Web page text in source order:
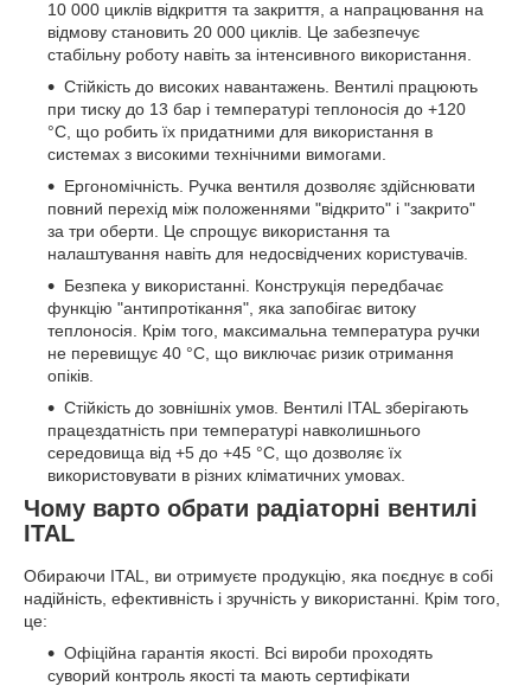
10 000 циклів відкриття та закриття, а напрацювання на
відмову становить 20 000 циклів. Це забезпечує
стабільну роботу навіть за інтенсивного використання.
Стійкість до високих навантажень. Вентилі працюють
при тиску до 13 бар і температурі теплоносія до +120
°С, що робить їх придатними для використання в
системах з високими технічними вимогами.
Ергономічність. Ручка вентиля дозволяє здійснювати
повний перехід між положеннями "відкрито" і "закрито"
за три оберти. Це спрощує використання та
налаштування навіть для недосвідчених користувачів.
Безпека у використанні. Конструкція передбачає
функцію "антипротікання", яка запобігає витоку
теплоносія. Крім того, максимальна температура ручки
не перевищує 40 °С, що виключає ризик отримання
опіків.
Стійкість до зовнішніх умов. Вентилі ITAL зберігають
працездатність при температурі навколишнього
середовища від +5 до +45 °С, що дозволяє їх
використовувати в різних кліматичних умовах.
Чому варто обрати радіаторні вентилі
ITAL
Обираючи ITAL, ви отримуєте продукцію, яка поєднує в собі
надійність, ефективність і зручність у використанні. Крім того,
це:
Офіційна гарантія якості. Всі вироби проходять
суворий контроль якості та мають сертифікати